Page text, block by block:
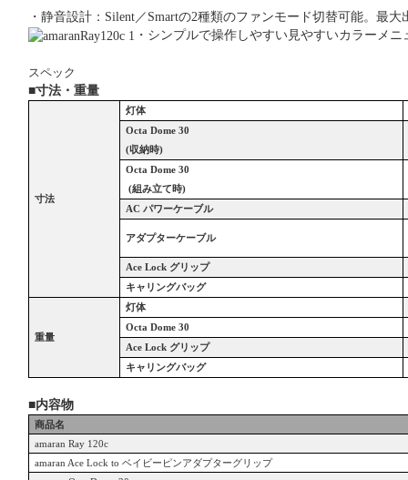
・静音設計： Silent／ Smartの2種類のファンモード切替可能。最大
・シンプルで操作しやすい見やすいカラーメニ
スペック
■寸法・重量
寸法
灯体
Octa Dome 30
(収納時)
Octa Dome 30
(組み立て時)
ACパワーケーブル
アダプターケーブル
Ace Lock グリップ
キャリングバッグ
重量
灯体
Octa Dome 30
Ace Lock グリップ
キャリングバッグ
■内容物
商品名
amaran Ray 120c
amaran Ace Lock toベイビーピンアダプターグリップ